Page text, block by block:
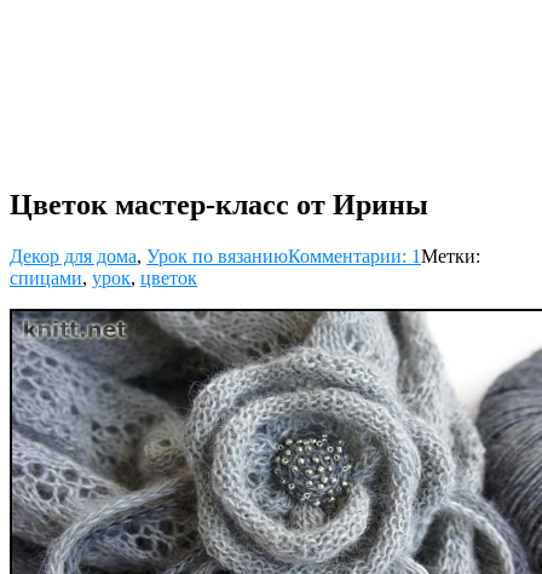
Цветок мастер-класс от Ирины
Декор для дома, Урок по вязаниюКомментарии: 1Метки:
спицами, урок, цветок